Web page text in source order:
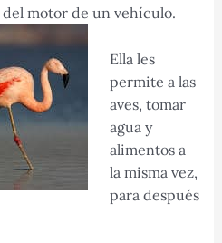
motor de un vehículo.
Ella les
permite a las
aves, tomar
agua y
alimentos a
la misma vez,
para después